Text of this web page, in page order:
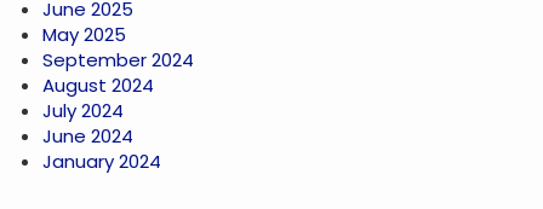
June 2025
May 2025
September 2024
August 2024
July 2024
June 2024
January 2024